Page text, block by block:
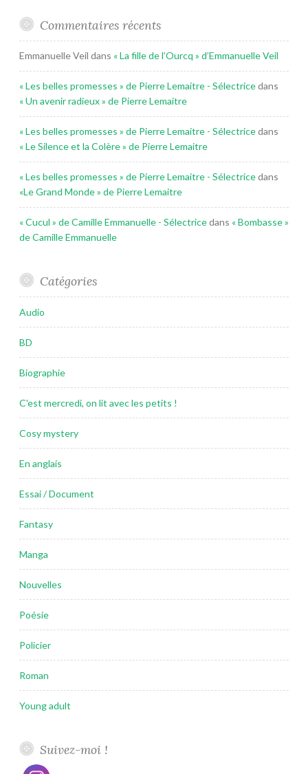
Commentaires récents
Emmanuelle Veil dans « La fille de l’Ourcq » d’Emmanuelle Veil
« Les belles promesses » de Pierre Lemaitre - Sélectricedans
« Un avenir radieux » de Pierre Lemaitre
« Les belles promesses » de Pierre Lemaitre - Sélectricedans
« Le Silence et la Colère » de Pierre Lemaitre
« Les belles promesses » de Pierre Lemaitre - Sélectricedans
«Le Grand Monde » de Pierre Lemaitre
« Cucul » de Camille Emmanuelle - Sélectricedans « Bombasse »
de Camille Emmanuelle
Catégories
Audio
BD
Biographie
C'est mercredi, on lit avec les petits !
Cosy mystery
En anglais
Essai / Document
Fantasy
Manga
Nouvelles
Poésie
Policier
Roman
Young adult
Suivez-moi !